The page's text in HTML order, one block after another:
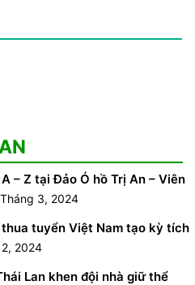
– Z tại Đảo Ó hồ Trị An – Viên
3, 2024
tuyển Việt Nam tạo kỳ tích
2024
Lan khen đội nhà giữ thể